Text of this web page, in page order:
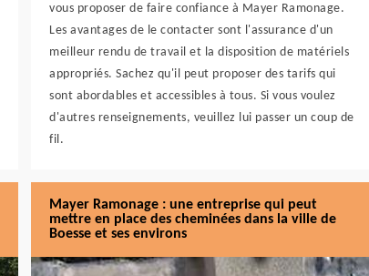
vous proposer de faire confiance à Mayer Ramonage.
Les avantages de le contacter sont l'assurance d'un
meilleur rendu de travail et la disposition de matériels
appropriés. Sachez qu'il peut proposer des tarifs qui
sont abordables et accessibles à tous. Si vous voulez
d'autres renseignements, veuillez lui passer un coup de
fil.
Mayer Ramonage : une entreprise qui peut
mettre en place des cheminées dans la ville de
Boesse et ses environs